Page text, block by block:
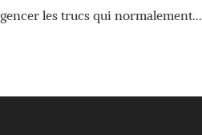
les trucs qui normalement...